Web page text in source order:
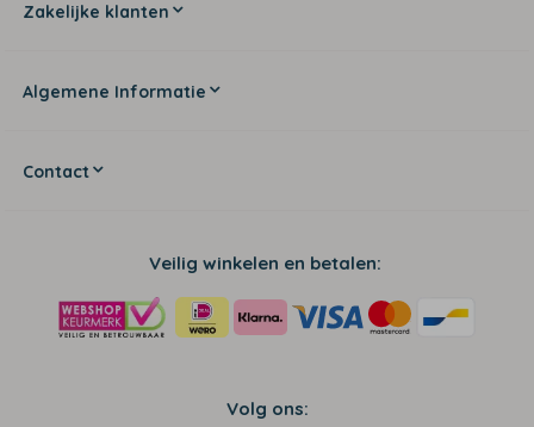
Zakelijke klanten
Algemene Informatie
Contact
Veilig winkelen en betalen:
Volg ons: